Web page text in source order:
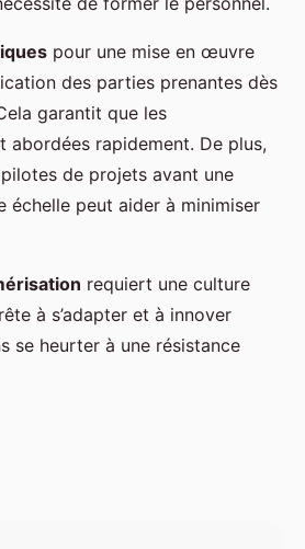
pour une mise en œuvre
des parties prenantes dès
garantit que les
abordées rapidement. De plus,
de projets avant une
échelle peut aider à minimiser
requiert une culture
à s’adapter et à innover
se heurter à une résistance